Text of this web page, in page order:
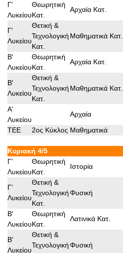
Γ'
Λυκείου
Θεωρητική
Κατ.
Αρχαία Κατ.
Γ'
Λυκείου
Θετική &
Τεχνολογική
Κατ.
Μαθηματικά Κατ.
B'
Λυκείου
Θεωρητική
Κατ.
Αρχαία Κατ.
B'
Λυκείου
Θετική &
Τεχνολογική
Κατ.
Μαθηματικά Κατ.
A'
Λυκείου
Αρχαία
ΤΕΕ
2ος Κύκλος Μαθηματικά
Κυριακή 4/5
Γ'
Λυκείου
Θεωρητική
Κατ.
Ιστορία
Γ'
Λυκείου
Θετική &
Τεχνολογική
Κατ.
Φυσική
B'
Λυκείου
Θεωρητική
Κατ.
Λατινικά Κατ.
B'
Λυκείου
Θετική &
ΤεχνολογικήΦυσική